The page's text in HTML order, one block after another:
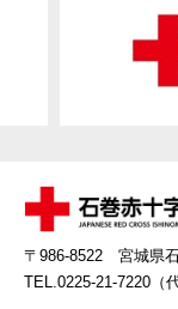
〒986-8522 宮城県
TEL.0225-21-7220（代